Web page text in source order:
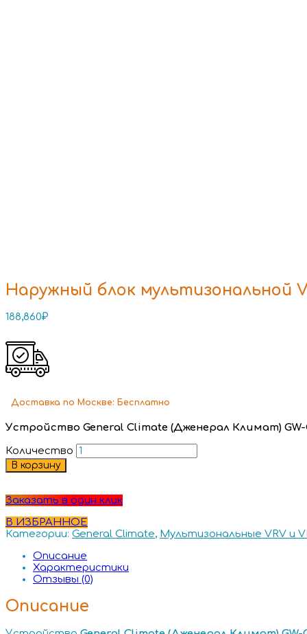
Наружный блок мультизональной
188,860₽
Доставка по Москве: Бесплатно
Устройство General Climate (Дженерал Климат) GW-
Количество
В корзину
Заказать в один клик
В ИЗБРАННОЕ
Категории: General Climate, Мультизональные VRV и
Описание
Характеристики
Отзывы (0)
Описание